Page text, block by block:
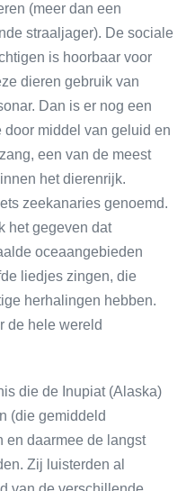
(meer dan een
straaljager). De sociale
is hoorbaar voor
dieren gebruik van
Dan is er nog een
middel van geluid en
een van de meest
het dierenrijk.
zeekanaries genoemd.
het gegeven dat
oceaangebieden
liedjes zingen, die
herhalingen hebben.
de hele wereld
die de Inupiat (Alaska)
(die gemiddeld
en daarmee de langst
Zij luisterden al